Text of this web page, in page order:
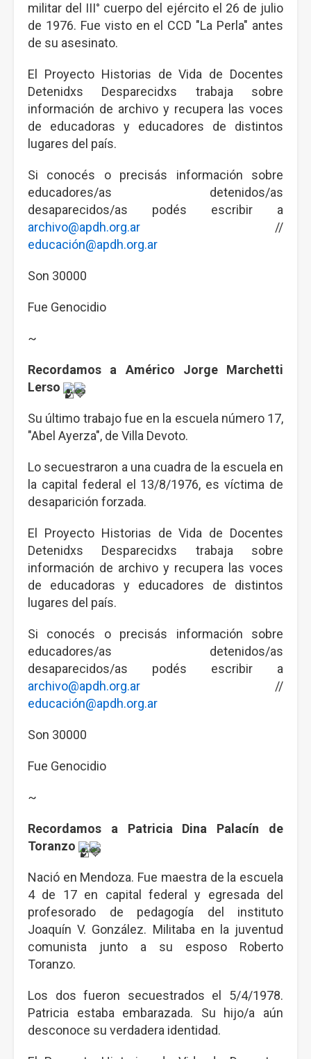
militar del III° cuerpo del ejército el 26 de julio
de 1976. Fue visto en el CCD "La Perla" antes
de su asesinato.
El Proyecto Historias de Vida de Docentes
Detenidxs Desparecidxs trabaja sobre
información de archivo y recupera las voces
de educadoras y educadores de distintos
lugares del país.
Si conocés o precisás información sobre
educadores/as detenidos/as
desaparecidos/as podés escribir a
archivo@apdh.org.ar //
educación@apdh.org.ar
Son 30000
Fue Genocidio
~
Recordamos a Américo Jorge Marchetti
Lerso
Su último trabajo fue en la escuela número 17,
"Abel Ayerza", de Villa Devoto.
Lo secuestraron a una cuadra de la escuela en
la capital federal el 13/8/1976, es víctima de
desaparición forzada.
El Proyecto Historias de Vida de Docentes
Detenidxs Desparecidxs trabaja sobre
información de archivo y recupera las voces
de educadoras y educadores de distintos
lugares del país.
Si conocés o precisás información sobre
educadores/as detenidos/as
desaparecidos/as podés escribir a
archivo@apdh.org.ar //
educación@apdh.org.ar
Son 30000
Fue Genocidio
~
Recordamos a Patricia Dina Palacín de
Toranzo
Nació en Mendoza. Fue maestra de la escuela
4 de 17 en capital federal y egresada del
profesorado de pedagogía del instituto
Joaquín V. González. Militaba en la juventud
comunista junto a su esposo Roberto
Toranzo.
Los dos fueron secuestrados el 5/4/1978.
Patricia estaba embarazada. Su hijo/a aún
desconoce su verdadera identidad.